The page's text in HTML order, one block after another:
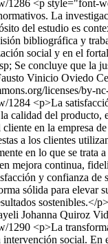
1286 <p style="font-
La
del estudio es
bibliográfica y
social y en el
Se concluye que la
Vinicio Oviedo
licenses/by-
1284 <p>La
calidad del
en la
a los clientes
en lo que se
mejora continua,
y confianza
sólida para
sostenibles.</p>
Johanna Quiroz
1290 <p>La
social.